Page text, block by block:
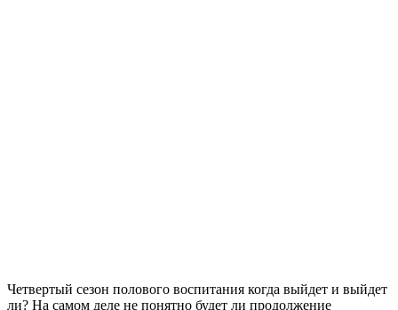
Четвертый сезон полового воспитания когда выйдет и выйдет
ли? На самом деле не понятно будет ли продолжение